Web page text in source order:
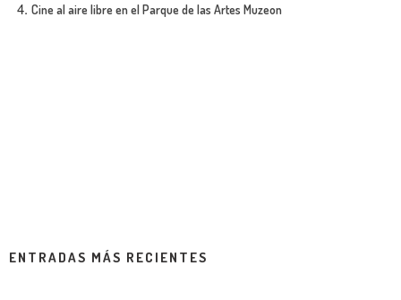
Cine al aire libre en el Parque de las Artes Muzeon
ENTRADAS MÁS RECIENTES